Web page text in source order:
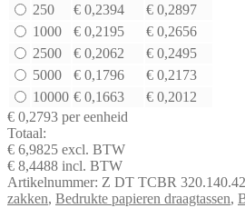
320
x
140
x
420
mm
aantal
250
€ 0,2394 € 0,2897
1000
€ 0,2195 € 0,2656
2500
€ 0,2062 € 0,2495
5000
€ 0,1796 € 0,2173
10000 € 0,1663 € 0,2012
€ 0,2793 per eenheid
Totaal:
€ 6,9825 excl. BTW
€ 8,4488 incl. BTW
Artikelnummer: Z DT TCBR
zakken, Bedrukte papieren draagtassen,